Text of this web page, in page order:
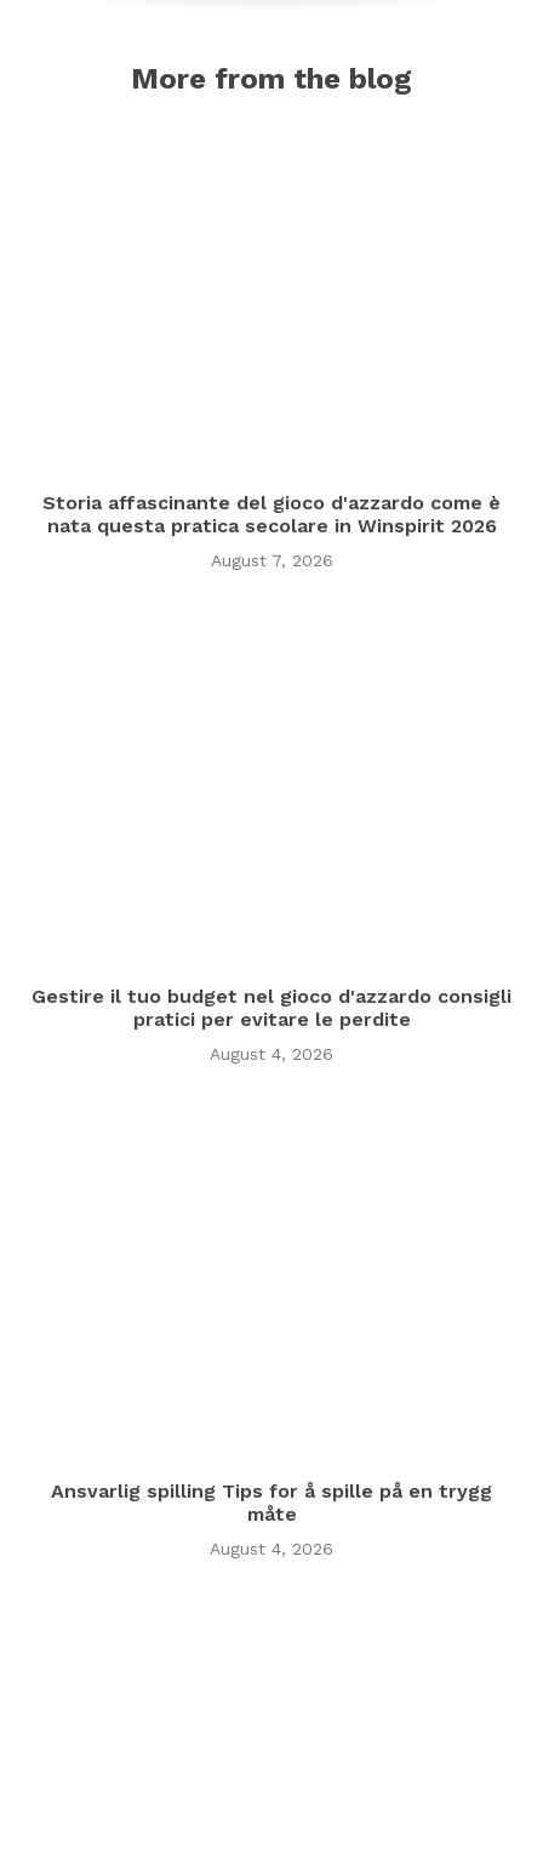
More from the blog
Storia affascinante del gioco d'azzardo come è
nata questa pratica secolare in Winspirit 2026
August 7, 2026
Gestire il tuo budget nel gioco d'azzardo consigli
pratici per evitare le perdite
August 4, 2026
Ansvarlig spilling Tips for å spille på en trygg
måte
August 4, 2026